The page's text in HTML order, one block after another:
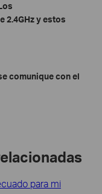
2.4GHz y estos
comunique con el
para mi